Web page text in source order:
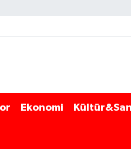
Ekonomi